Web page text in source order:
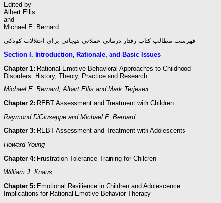
Edited by
Albert Ellis
and
Michael E. Bernard
فهرست مطالب کتاب رفتار درمانی عقلانی هیجانی برای اختلالات کودکی
Section I. Introduction, Rationale, and Basic Issues
Chapter 1: Rational-Emotive Behavioral Approaches to Childhood
Disorders: History, Theory, Practice and Research
Michael E. Bernard, Albert Ellis and Mark Terjesen
Chapter 2: REBT Assessment and Treatment with Children
Raymond DiGiuseppe and Michael E. Bernard
Chapter 3: REBT Assessment and Treatment with Adolescents
Howard Young
Chapter 4: Frustration Tolerance Training for Children
William J. Knaus
Chapter 5: Emotional Resilience in Children and Adolescence:
Implications for Rational-Emotive Behavior Therapy